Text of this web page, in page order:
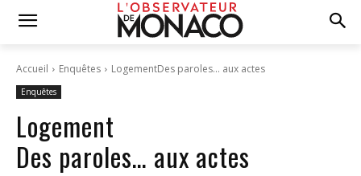
Accueil Enquêtes LogementDes paroles... aux actes
Enquêtes
Logement
Des paroles… aux actes